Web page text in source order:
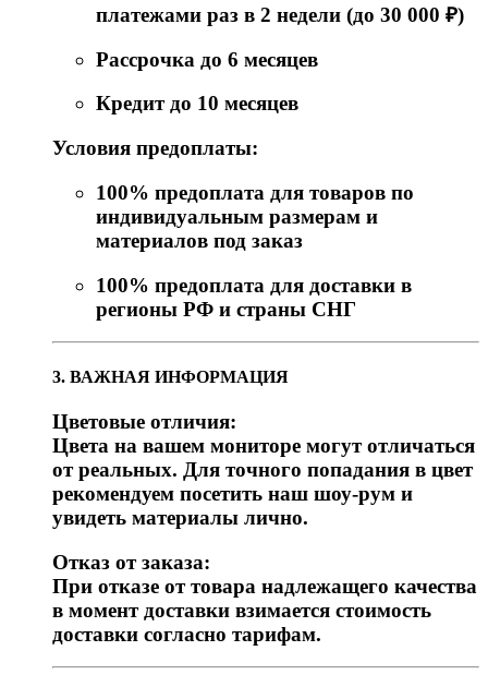
платежами раз в 2 недели (до 30 000 ₽)
Рассрочка до 6 месяцев
Кредит до 10 месяцев
Условия предоплаты:
100% предоплата для товаров по
индивидуальным размерам и
материалов под заказ
100% предоплата для доставки в
регионы РФ и страны СНГ
3. ВАЖНАЯ ИНФОРМАЦИЯ
Цветовые отличия:
Цвета на вашем мониторе могут отличаться
от реальных. Для точного попадания в цвет
рекомендуем посетить наш шоу-рум и
увидеть материалы лично.
Отказ от заказа:
При отказе от товара надлежащего качества
в момент доставки взимается стоимость
доставки согласно тарифам.